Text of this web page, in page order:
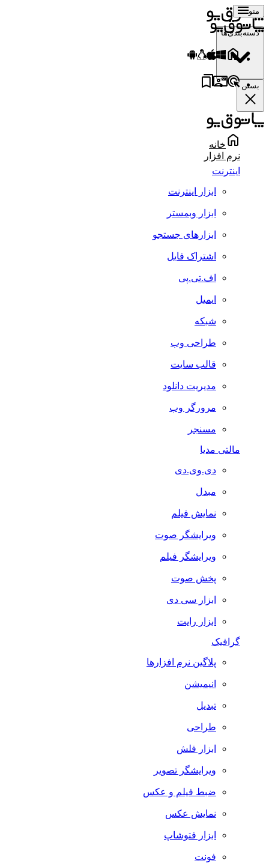
منو
دسته‌بندی‌ها
بستن
خانه
نرم افزار
اینترنت
ابزار اینترنت
ابزار وبمستر
ابزارهای جستجو
اشتراک فایل
اف.تی.پی
ایمیل
شبکه
طراحی وب
قالب سایت
مدیریت دانلود
مرورگر وب
مسنجر
مالتی مدیا
دی.وی.دی
مبدل
نمایش فیلم
ویرایشگر صوت
ویرایشگر فیلم
پخش صوت
ابزار سی دی
ابزار رایت
گرافیک
پلاگین نرم افزارها
انیمیشن
تبدیل
طراحی
ابزار فلش
ویرایشگر تصویر
ضبط فيلم و عكس
نمایش عکس
ابزار فتوشاپ
فونت